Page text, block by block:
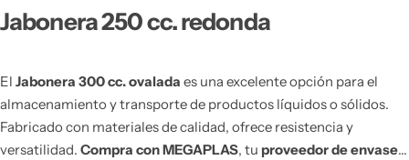
Jabonera 250 cc. redonda
El Jabonera 300 cc. ovalada es una excelente opción para el
almacenamiento y transporte de productos líquidos o sólidos.
Fabricado con materiales de calidad, ofrece resistencia y
versatilidad. Compra con MEGAPLAS, tu proveedor de envases